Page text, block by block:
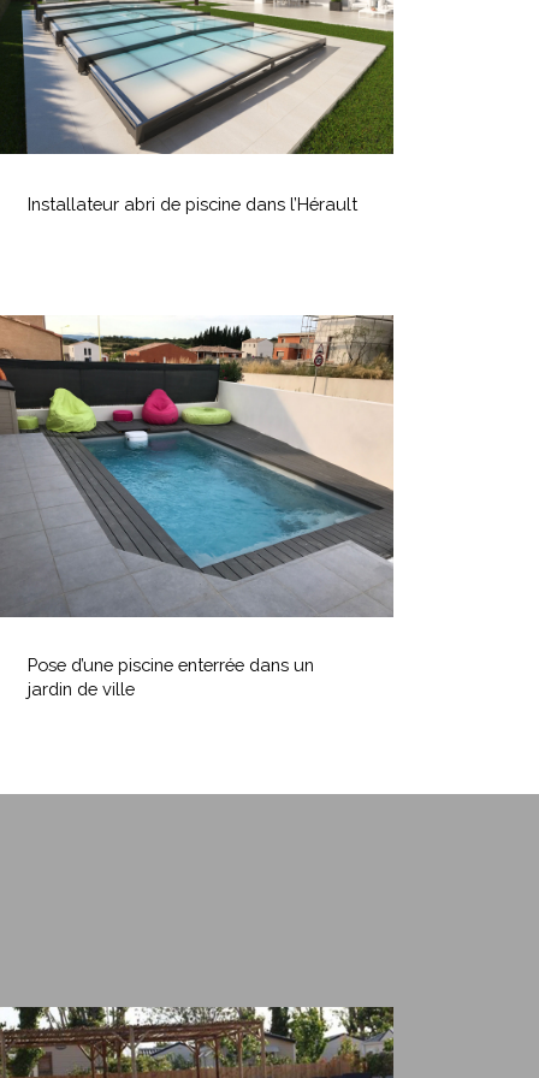
l’Hérault
Installateur abri de piscine dans l’Hérault
Pose
enterrée
d’une
piscine
Pose d’une piscine enterrée dans un
jardin de ville